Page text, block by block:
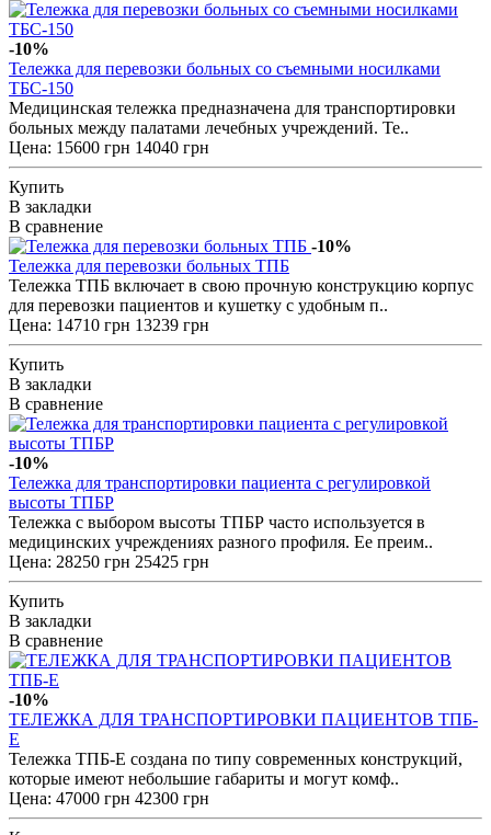
-10%
Тележка для перевозки больных со съемными носилками
ТБС-150
Медицинская тележка предназначена для транспортировки
больных между палатами лечебных учреждений. Те..
Цена: 15600 грн 14040 грн
Купить
В закладки
В сравнение
-10%
Тележка для перевозки больных ТПБ
Тележка ТПБ включает в свою прочную конструкцию корпус
для перевозки пациентов и кушетку с удобным п..
Цена: 14710 грн 13239 грн
Купить
В закладки
В сравнение
-10%
Тележка для транспортировки пациента с регулировкой
высоты ТПБР
Тележка с выбором высоты ТПБР часто используется в
медицинских учреждениях разного профиля. Ее преим..
Цена: 28250 грн 25425 грн
Купить
В закладки
В сравнение
-10%
ТЕЛЕЖКА ДЛЯ ТРАНСПОРТИРОВКИ ПАЦИЕНТОВ ТПБ-
Е
Тележка ТПБ-Е создана по типу современных конструкций,
которые имеют небольшие габариты и могут комф..
Цена: 47000 грн 42300 грн